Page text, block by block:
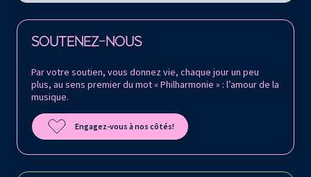
SOUTENEZ-NOUS
Par votre soutien, vous donnez vie, chaque jour un peu
plus, au sens premier du mot « Philharmonie » : l’amour de la
musique.
Engagez-vous à nos côtés!
Retrouvez la Philharmonie de Paris sur